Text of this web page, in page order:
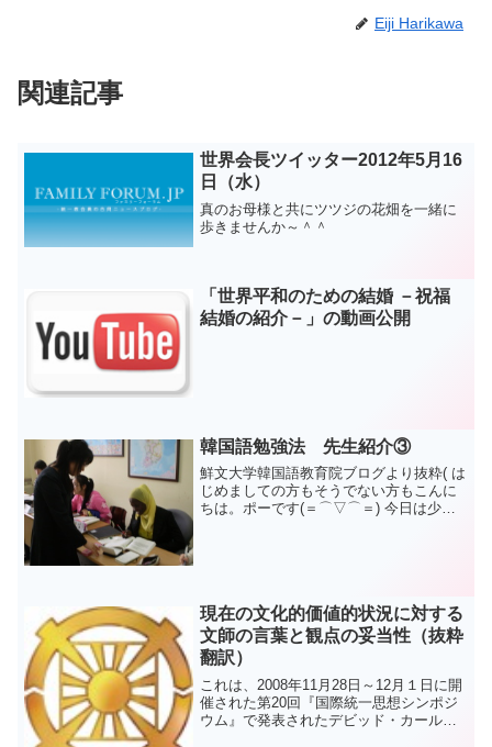
Eiji Harikawa
関連記事
世界会長ツイッター2012年5月16
日（水）
真のお母様と共にツツジの花畑を一緒に
歩きませんか～＾＾
「世界平和のための結婚 －祝福
結婚の紹介－」の動画公開
韓国語勉強法 先生紹介③
鮮文大学韓国語教育院ブログより抜粋( は
じめましての方もそうでない方もこんに
ちは。ポーです(＝⌒▽⌒＝) 今日は少し
現在の文化的価値的状況に対する
文師の言葉と観点の妥当性（抜粋
翻訳）
これは、2008年11月28日～12月１日に開
催された第20回『国際統一思想シンポジ
ウム』で発表されたデビッド・カールソ